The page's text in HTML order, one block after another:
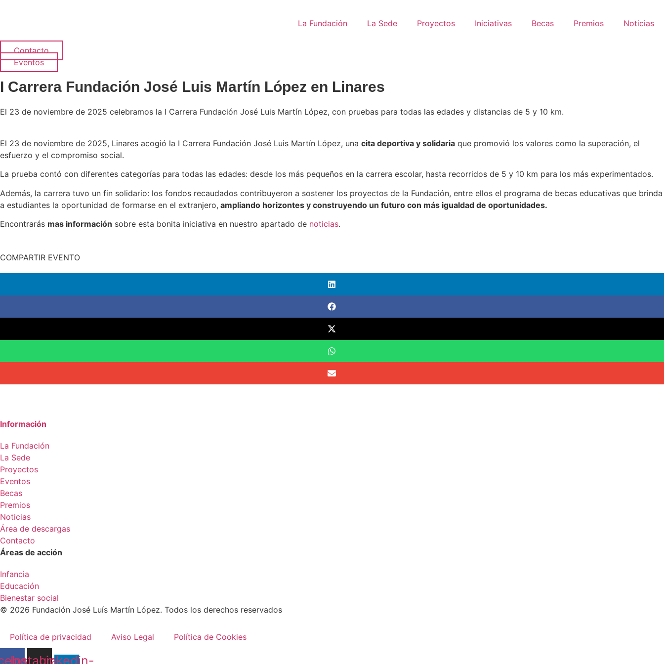
La Fundación La Sede Proyectos Iniciativas Becas Premios Noticias
Contacto
Eventos
I Carrera Fundación José Luis Martín López en Linares
El 23 de noviembre de 2025 celebramos la I Carrera Fundación José Luis Martín López, con pruebas para todas las edades y distancias de 5 y 10 km.
El 23 de noviembre de 2025, Linares acogió la I Carrera Fundación José Luis Martín López, una cita deportiva y solidaria que promovió los valores como la superación, el
esfuerzo y el compromiso social.
La prueba contó con diferentes categorías para todas las edades: desde los más pequeños en la carrera escolar, hasta recorridos de 5 y 10 km para los más experimentados.
Además, la carrera tuvo un fin solidario: los fondos recaudados contribuyeron a sostener los proyectos de la Fundación, entre ellos el programa de becas educativas que brinda
a estudiantes la oportunidad de formarse en el extranjero, ampliando horizontes y construyendo un futuro con más igualdad de oportunidades.
Encontrarás mas información sobre esta bonita iniciativa en nuestro apartado de noticias.
COMPARTIR EVENTO
Información
La Fundación
La Sede
Proyectos
Eventos
Becas
Premios
Noticias
Área de descargas
Contacto
Áreas de acción
Infancia
Educación
Bienestar social
© 2026 Fundación José Luís Martín López. Todos los derechos reservados
Política de privacidad Aviso Legal Política de Cookies
Instagram
Linkedin-